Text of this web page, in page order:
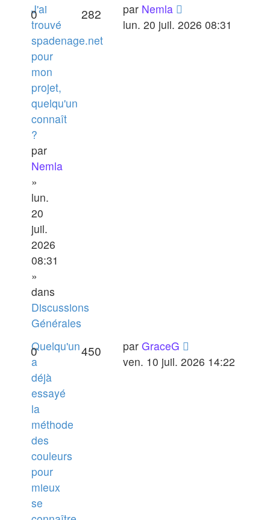
J'ai
trouvé
spadenage.net
pour
mon
projet,
quelqu'un
connaît
?
par
Nemla
»
lun.
20
juil.
2026
08:31
»
dans
Discussions
Générales
0 282 par Nemla
lun. 20 juil. 2026 08:31
Quelqu'un
a
déjà
essayé
la
méthode
des
couleurs
pour
mieux
se
0 450 par GraceG
ven. 10 juil. 2026 14:22